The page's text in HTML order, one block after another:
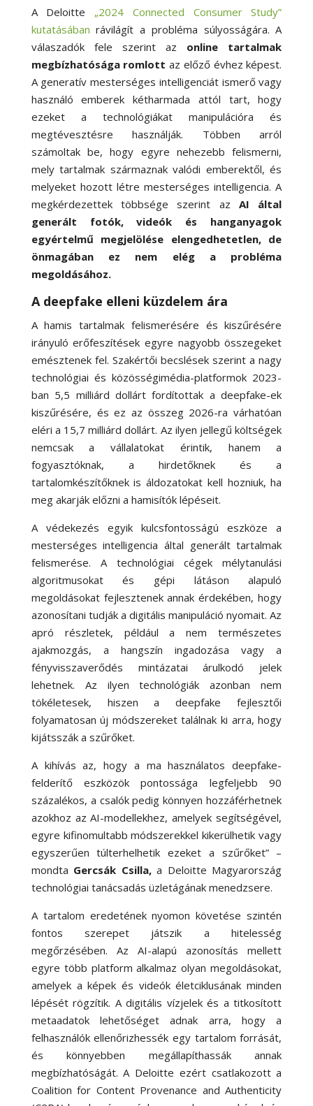
A Deloitte
„2024 Connected Consumer Study”
kutatásában rávilágít a probléma súlyosságára. A
válaszadók fele szerint az online tartalmak
megbízhatósága romlott az előző évhez képest.
A generatív mesterséges intelligenciát ismerő vagy
használó emberek kétharmada attól tart, hogy
ezeket a technológiákat manipulációra és
megtévesztésre használják. Többen arról
számoltak be, hogy egyre nehezebb felismerni,
mely tartalmak származnak valódi emberektől, és
melyeket hozott létre mesterséges intelligencia. A
megkérdezettek többsége szerint az AI által
generált fotók, videók és hanganyagok
egyértelmű megjelölése elengedhetetlen, de
önmagában ez nem elég a probléma
megoldásához.
A deepfake elleni küzdelem ára
A hamis tartalmak felismerésére és kiszűrésére
irányuló erőfeszítések egyre nagyobb összegeket
emésztenek fel. Szakértői becslések szerint a nagy
technológiai és közösségimédia-platformok 2023-
ban 5,5 milliárd dollárt fordítottak a deepfake-ek
kiszűrésére, és ez az összeg 2026-ra várhatóan
eléri a 15,7 milliárd dollárt. Az ilyen jellegű költségek
nemcsak a vállalatokat érintik, hanem a
fogyasztóknak, a hirdetőknek és a
tartalomkészítőknek is áldozatokat kell hozniuk, ha
meg akarják előzni a hamisítók lépéseit.
A védekezés egyik kulcsfontosságú eszköze a
mesterséges intelligencia által generált tartalmak
felismerése. A technológiai cégek mélytanulási
algoritmusokat és gépi látáson alapuló
megoldásokat fejlesztenek annak érdekében, hogy
azonosítani tudják a digitális manipuláció nyomait. Az
apró részletek, például a nem természetes
ajakmozgás, a hangszín ingadozása vagy a
fényvisszaverődés mintázatai árulkodó jelek
lehetnek. Az ilyen technológiák azonban nem
tökéletesek, hiszen a deepfake fejlesztői
folyamatosan új módszereket találnak ki arra, hogy
kijátsszák a szűrőket.
A kihívás az, hogy a ma használatos deepfake-
felderítő eszközök pontossága legfeljebb 90
százalékos, a csalók pedig könnyen hozzáférhetnek
azokhoz az AI-modellekhez, amelyek segítségével,
egyre kifinomultabb módszerekkel kikerülhetik vagy
egyszerűen túlterhelhetik ezeket a szűrőket” –
mondta Gercsák Csilla, a Deloitte Magyarország
technológiai tanácsadás üzletágának menedzsere.
A tartalom eredetének nyomon követése szintén
fontos szerepet játszik a hitelesség
megőrzésében. Az AI-alapú azonosítás mellett
egyre több platform alkalmaz olyan megoldásokat,
amelyek a képek és videók életciklusának minden
lépését rögzítik. A digitális vízjelek és a titkosított
metaadatok lehetőséget adnak arra, hogy a
felhasználók ellenőrizhessék egy tartalom forrását,
és könnyebben megállapíthassák annak
megbízhatóságát. A Deloitte ezért csatlakozott a
Coalition for Content Provenance and Authenticity